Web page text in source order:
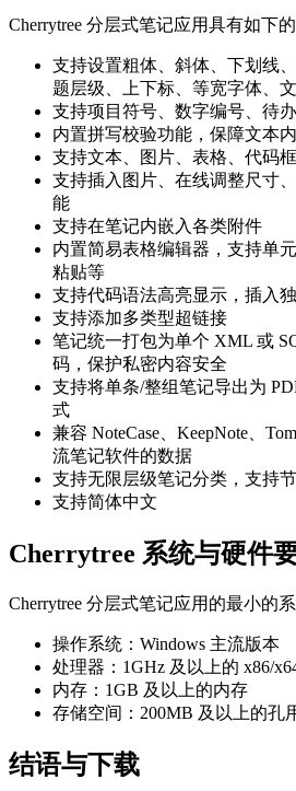
Cherrytree 分层式笔记应用具有如下
支持设置粗体、斜体、下划线
题层级、上下标、等宽字体、
支持项目符号、数字编号、待
内置拼写校验功能，保障文本
支持文本、图片、表格、代码
支持插入图片、在线调整尺寸
能
支持在笔记内嵌入各类附件
内置简易表格编辑器，支持单
粘贴等
支持代码语法高亮显示，插入
支持添加多类型超链接
笔记统一打包为单个 XML 或
码，保护私密内容安全
支持将单条/整组笔记导出为
式
兼容 NoteCase、KeepNote、
流笔记软件的数据
支持无限层级笔记分类，支持
支持简体中文
Cherrytree 系统与硬件
Cherrytree 分层式笔记应用的最小的
操作系统：Windows 主流版本
处理器：1GHz 及以上的 x86/
内存：1GB 及以上的内存
存储空间：200MB 及以上的孔
结语与下载